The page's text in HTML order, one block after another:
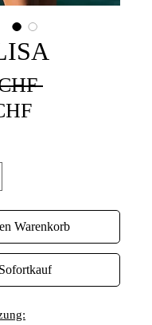
Standardpreis
Sale-
Warenkorb
Sofortkauf